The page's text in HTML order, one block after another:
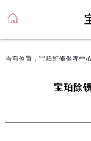
当前位置： 宝珀维修保养中
宝珀除